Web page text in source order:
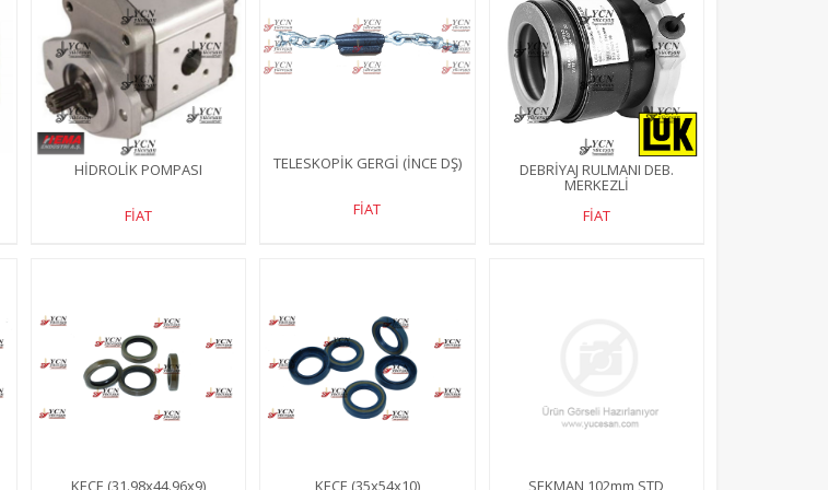
HİDROLİK POMPASI
FİAT
TELESKOPİK GERGİ (İNCE DŞ)
FİAT
DEBRİYAJ RULMANI DEB.
MERKEZLİ
FİAT
KEÇE (31.98x44.96x9) KEÇE (35x54x10) SEKMAN 102mm STD